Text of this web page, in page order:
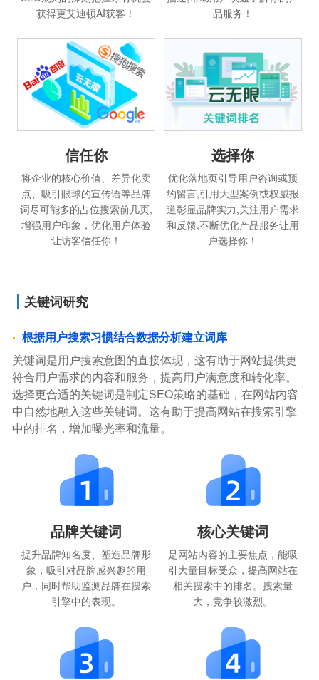
获得更艾迪顿AI获客！
品服务！
信任你
将企业的核心价值、差异化卖
点、吸引眼球的宣传语等品牌
词尽可能多的占位搜索前几页,
增强用户印象，优化用户体验
让访客信任你！
选择你
优化落地页引导用户咨询或预
约留言,引用大型案例或权威报
道彰显品牌实力,关注用户需求
和反馈,不断优化产品服务让用
户选择你！
关键词研究
根据用户搜索习惯结合数据分析建立词库
关键词是用户搜索意图的直接体现，这有助于网站提供更
符合用户需求的内容和服务，提高用户满意度和转化率。
选择更合适的关键词是制定SEO策略的基础，在网站内容
中自然地融入这些关键词。这有助于提高网站在搜索引擎
中的排名，增加曝光率和流量。
品牌关键词
提升品牌知名度、塑造品牌形
象，吸引对品牌感兴趣的用
户，同时帮助监测品牌在搜索
引擎中的表现。
核心关键词
是网站内容的主要焦点，能吸
引大量目标受众，提高网站在
相关搜索中的排名。搜索量
大，竞争较激烈。